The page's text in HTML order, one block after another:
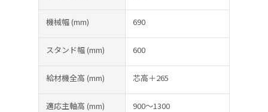
機械幅(mm) 690
スタンド幅(mm) 600
給材機全高(mm) 芯高＋265
適応主軸高(mm) 900～1300